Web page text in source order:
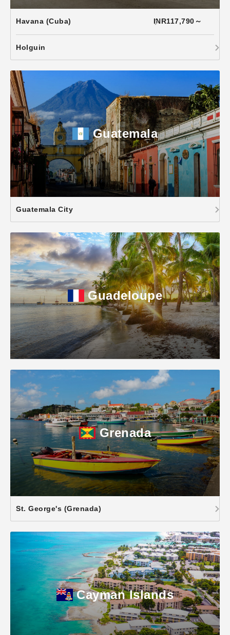
Havana (Cuba) INR117,790～
Holguin
Guatemala
Guatemala City
Guadeloupe
Grenada
St. George's (Grenada)
Cayman Islands